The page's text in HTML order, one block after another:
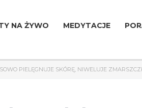
NA ŻYWO MEDYTACJE
PIELĘGNUJE SKÓRĘ, NIWELUJE